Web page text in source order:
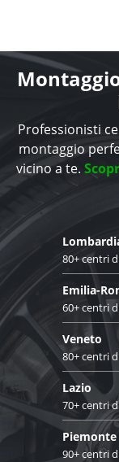
Professionisti
montaggio
vicino a te.
80+ centri
Emilia-
60+ centri
Veneto
80+ centri
Lazio
70+ centri
Piemonte
90+ centri